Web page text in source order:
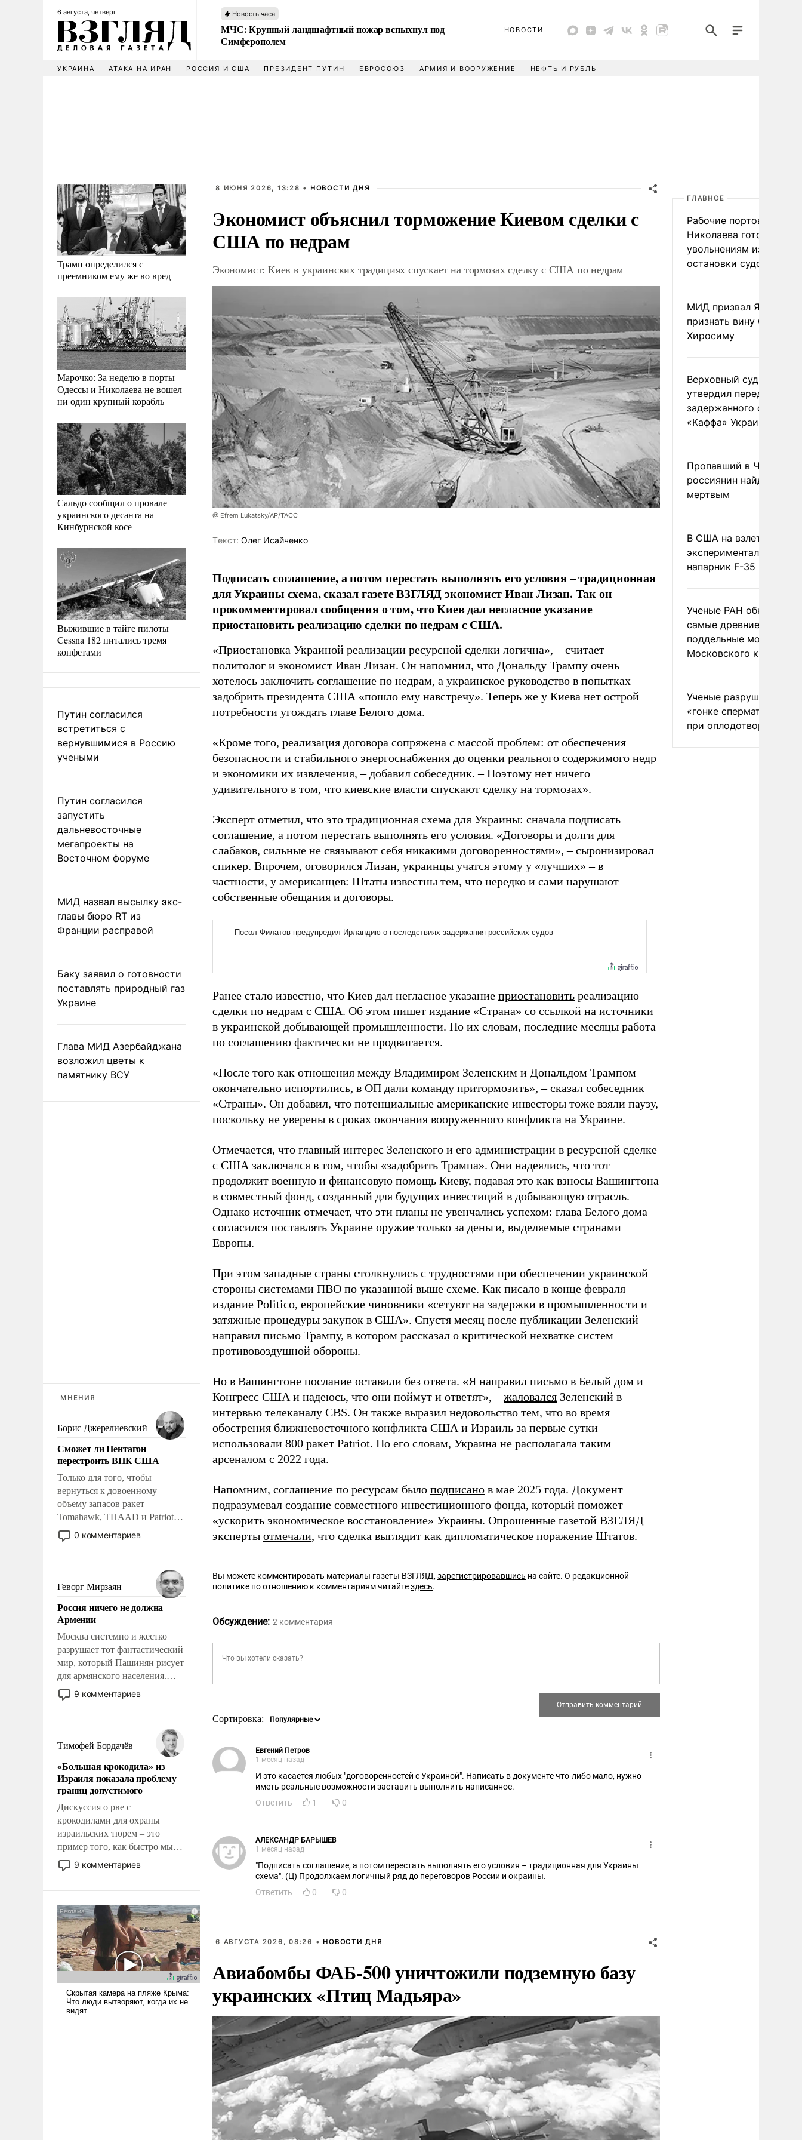
6 августа, четверг Новость часа
МЧС: Крупный ландшафтный пожар вспыхнул под
Симферополем
НОВОСТИ
УКРАИНА АТАКА НА ИРАН РОССИЯ И США ПРЕЗИДЕНТ ПУТИН ЕВРОСОЮЗ АРМИЯ И ВООРУЖЕНИЕ НЕФТЬ И РУБЛЬ
Трамп определился с
преемником ему же во вред
Марочко: За неделю в порты
Одессы и Николаева не вошел
ни один крупный корабль
Сальдо сообщил о провале
украинского десанта на
Кинбурнской косе
Выжившие в тайге пилоты
Cessna 182 питались тремя
конфетами
Путин согласился
встретиться с
вернувшимися в Россию
учеными
Путин согласился
запустить
дальневосточные
мегапроекты на
Восточном форуме
МИД назвал высылку экс-
главы бюро RT из
Франции расправой
Баку заявил о готовности
поставлять природный газ
Украине
Глава МИД Азербайджана
возложил цветы к
памятнику ВСУ
МНЕНИЯ
Борис Джерелиевский
Сможет ли Пентагон
перестроить ВПК США
Только для того, чтобы
вернуться к довоенному
объему запасов ракет
Tomahawk, THAAD и Patriot
США потребуется более трех
лет. Даже небольшая война с
Сложившаяся ситуация
означает многолетний период
уязвимости США, например,
перед Китаем.
0 комментариев
Геворг Мирзаян
Россия ничего не должна
Армении
Москва системно и жестко
разрушает тот фантастический
мир, который Пашинян рисует
для армянского населения.
Мир, где этому населению все
должны просто по
политические прожекты будут
беспрекословно оплачиваться
за счет российских
налогоплательщиков и где за
свои поступки не нужно
отвечать.
9 комментариев
Тимофей Бордачёв
«Большая крокодила» из
Израиля показала проблему
границ допустимого
Дискуссия о рве с
крокодилами для охраны
израильских тюрем – это
пример того, как быстро мы
двигаемся по пути
революционных изменений.
псевдонаучной фантастики,
стало всерьез обсуждаемой
идеей.
9 комментариев
8 ИЮНЯ 2026, 13:28 • НОВОСТИ ДНЯ
Экономист объяснил торможение Киевом сделки с
США по недрам
Экономист: Киев в украинских традициях спускает на тормозах сделку с США по недрам
@ Efrem Lukatsky/AP/ТАСС
Tекст: Олег Исайченко
Подписать соглашение, а потом перестать выполнять его условия – традиционная
для Украины схема, сказал газете ВЗГЛЯД экономист Иван Лизан. Так он
прокомментировал сообщения о том, что Киев дал негласное указание
приостановить реализацию сделки по недрам с США.
«Приостановка Украиной реализации ресурсной сделки логична», – считает
политолог и экономист Иван Лизан. Он напомнил, что Дональду Трампу очень
хотелось заключить соглашение по недрам, а украинское руководство в попытках
задобрить президента США «пошло ему навстречу». Теперь же у Киева нет острой
потребности угождать главе Белого дома.
«Кроме того, реализация договора сопряжена с массой проблем: от обеспечения
безопасности и стабильного энергоснабжения до оценки реального содержимого недр
и экономики их извлечения, – добавил собеседник. – Поэтому нет ничего
удивительного в том, что киевские власти спускают сделку на тормозах».
Эксперт отметил, что это традиционная схема для Украины: сначала подписать
соглашение, а потом перестать выполнять его условия. «Договоры и долги для
слабаков, сильные не связывают себя никакими договоренностями», – сыронизировал
спикер. Впрочем, оговорился Лизан, украинцы учатся этому у «лучших» – в
частности, у американцев: Штаты известны тем, что нередко и сами нарушают
собственные обещания и договоры.
Ранее стало известно, что Киев дал негласное указание приостановить реализацию
сделки по недрам с США. Об этом пишет издание «Страна» со ссылкой на источники
в украинской добывающей промышленности. По их словам, последние месяцы работа
по соглашению фактически не продвигается.
«После того как отношения между Владимиром Зеленским и Дональдом Трампом
окончательно испортились, в ОП дали команду притормозить», – сказал собеседник
«Страны». Он добавил, что потенциальные американские инвесторы тоже взяли паузу,
поскольку не уверены в сроках окончания вооруженного конфликта на Украине.
Отмечается, что главный интерес Зеленского и его администрации в ресурсной сделке
с США заключался в том, чтобы «задобрить Трампа». Они надеялись, что тот
продолжит военную и финансовую помощь Киеву, подавая это как взносы Вашингтона
в совместный фонд, созданный для будущих инвестиций в добывающую отрасль.
Однако источник отмечает, что эти планы не увенчались успехом: глава Белого дома
согласился поставлять Украине оружие только за деньги, выделяемые странами
Европы.
При этом западные страны столкнулись с трудностями при обеспечении украинской
стороны системами ПВО по указанной выше схеме. Как писало в конце февраля
издание Politico, европейские чиновники «сетуют на задержки в промышленности и
затяжные процедуры закупок в США». Спустя месяц после публикации Зеленский
направил письмо Трампу, в котором рассказал о критической нехватке систем
противовоздушной обороны.
Но в Вашингтоне послание оставили без ответа. «Я направил письмо в Белый дом и
Конгресс США и надеюсь, что они поймут и ответят», –жаловался Зеленский в
интервью телеканалу CBS. Он также выразил недовольство тем, что во время
обострения ближневосточного конфликта США и Израиль за первые сутки
использовали 800 ракет Patriot. По его словам, Украина не располагала таким
арсеналом с 2022 года.
Напомним, соглашение по ресурсам было подписано в мае 2025 года. Документ
подразумевал создание совместного инвестиционного фонда, который поможет
«ускорить экономическое восстановление» Украины. Опрошенные газетой ВЗГЛЯД
эксперты отмечали, что сделка выглядит как дипломатическое поражение Штатов.
Вы можете комментировать материалы газеты ВЗГЛЯД,зарегистрировавшись на сайте. О редакционной
политике по отношению к комментариям читайтездесь.
Обсуждение: 2 комментария
Сортировка:
Евгений Петров
1 месяц назад
И это касается любых "договоренностей с Украиной". Написать в документе что-либо мало, нужно
иметь реальные возможности заставить выполнить написанное.
Ответить
1 0
АЛЕКСАНДР БАРЫШЕВ
1 месяц назад
"Подписать соглашение, а потом перестать выполнять его условия – традиционная для Украины
схема". (Ц) Продолжаем логичный ряд до переговоров России и окраины.
Ответить
0 0
6 АВГУСТА 2026, 08:26 • НОВОСТИ ДНЯ
Авиабомбы ФАБ-500 уничтожили подземную базу
украинских «Птиц Мадьяра»
ГЛАВНОЕ
Рабочие портов
Николаева готовятся к
увольнениям из-за
остановки судоходства
МИД призвал Японию
признать вину США за
Хиросиму
Верховный суд Швеции
утвердил передачу
задержанного
«Каффа» Украине
Пропавший в
россиянин найден
мертвым
В США на взлете
экспериментальный
напарник F-35
Ученые РАН
самые древние
поддельные монеты
Московского
Ученые разрушили миф
«гонке
при оплодотворении